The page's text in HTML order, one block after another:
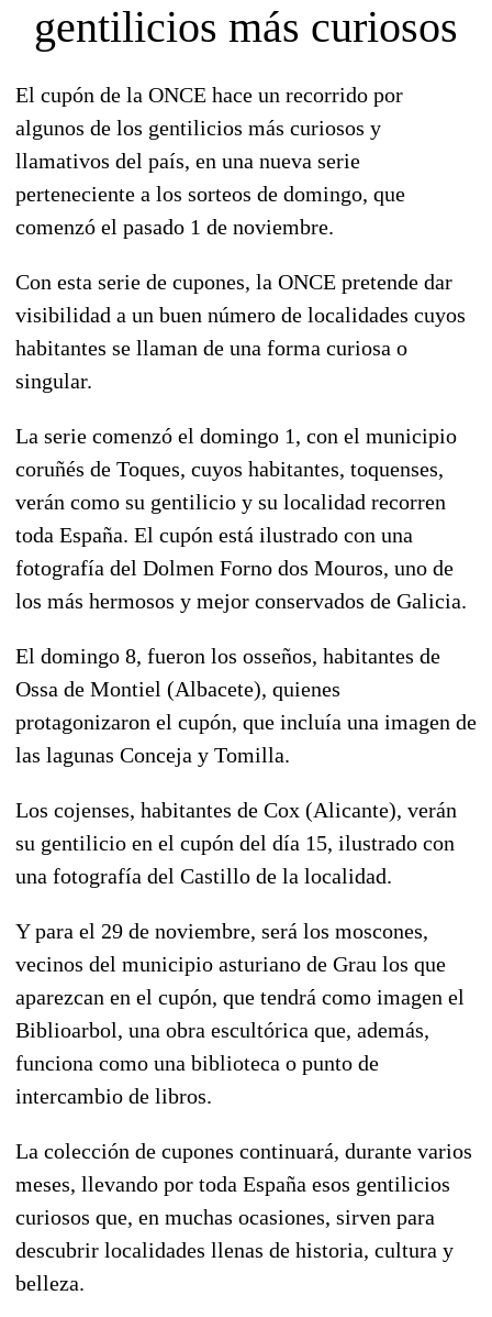
gentilicios más curiosos
El cupón de la ONCE hace un recorrido por
algunos de los gentilicios más curiosos y
llamativos del país, en una nueva serie
perteneciente a los sorteos de domingo, que
comenzó el pasado 1 de noviembre.
Con esta serie de cupones, la ONCE pretende dar
visibilidad a un buen número de localidades cuyos
habitantes se llaman de una forma curiosa o
singular.
La serie comenzó el domingo 1, con el municipio
coruñés de Toques, cuyos habitantes, toquenses,
verán como su gentilicio y su localidad recorren
toda España. El cupón está ilustrado con una
fotografía del Dolmen Forno dos Mouros, uno de
los más hermosos y mejor conservados de Galicia.
El domingo 8, fueron los osseños, habitantes de
Ossa de Montiel (Albacete), quienes
protagonizaron el cupón, que incluía una imagen de
las lagunas Conceja y Tomilla.
Los cojenses, habitantes de Cox (Alicante), verán
su gentilicio en el cupón del día 15, ilustrado con
una fotografía del Castillo de la localidad.
Y para el 29 de noviembre, será los moscones,
vecinos del municipio asturiano de Grau los que
aparezcan en el cupón, que tendrá como imagen el
Biblioarbol, una obra escultórica que, además,
funciona como una biblioteca o punto de
intercambio de libros.
La colección de cupones continuará, durante varios
meses, llevando por toda España esos gentilicios
curiosos que, en muchas ocasiones, sirven para
descubrir localidades llenas de historia, cultura y
belleza.